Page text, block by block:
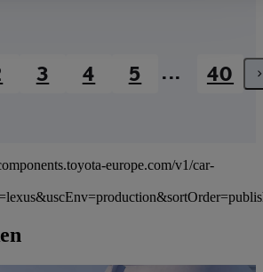
Seite
3 4 5 ... 40
europe.com/v1/car-